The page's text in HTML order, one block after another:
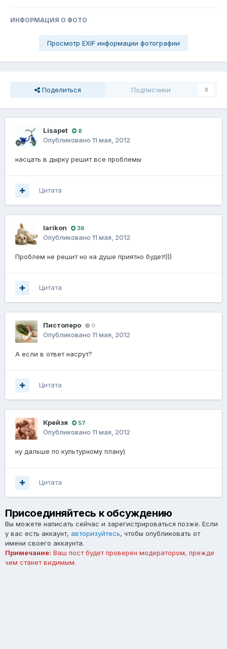
ИНФОРМАЦИЯ О ФОТО
Просмотр EXIF информации фотографии
Поделиться Подписчики 0
Lisapet 8
Опубликовано 11 мая, 2012
насцать в дырку решит все проблемы
Цитата
larikon 36
Опубликовано 11 мая, 2012
Проблем не решит но на душе приятно будет!)))
Цитата
Пистолеро 0
Опубликовано 11 мая, 2012
А если в ответ насрут?
Цитата
Крейзя 57
Опубликовано 11 мая, 2012
ну дальше по культурному плану)
Цитата
Присоединяйтесь к обсуждению
Вы можете написать сейчас и зарегистрироваться позже. Если
у вас есть аккаунт, авторизуйтесь, чтобы опубликовать от
имени своего аккаунта.
Примечание: Ваш пост будет проверен модератором, прежде
чем станет видимым.